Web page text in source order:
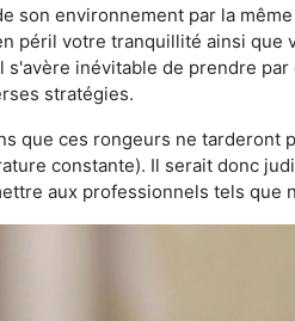
son environnement par la
péril votre tranquillité ainsi que
inévitable de prendre
stratégies.
que ces rongeurs ne tarderont
constante). Il serait donc
aux professionnels tels que